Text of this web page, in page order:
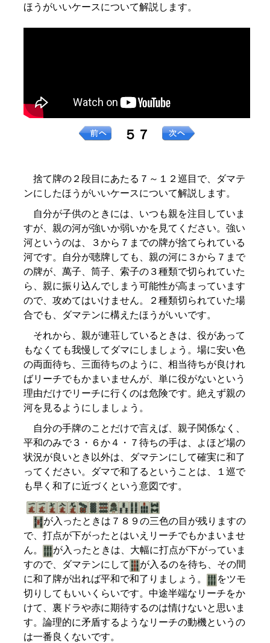
ほうがいいケースについて解説します。
５７
捨て牌の２段目にあたる７～１２巡目で、ダマテ
ンにしたほうがいいケースについて解説します。
自分が子供のときには、いつも親を注目していま
すが、親の河が強いか弱いかを見てください。強い
河というのは、３から７までの牌が捨てられている
河です。自分が聴牌しても、親の河に３から７まで
の牌が、萬子、筒子、索子の３種類で切られていた
ら、親に振り込んでしまう可能性が高まっています
ので、攻めてはいけません。２種類切られていた場
合でも、ダマテンに構えたほうがいいです。
それから、親が連荘しているときは、役があって
もなくても我慢してダマにしましょう。場に安い色
の両面待ち、三面待ちのように、相当待ちが良けれ
ばリーチでもかまいませんが、単に役がないという
理由だけでリーチに行くのは危険です。絶えず親の
河を見るようにしましょう。
自分の手牌のことだけで言えば、親子関係なく、
平和のみで３・６か４・７待ちの手は、よほど場の
状況が良いとき以外は、ダマテンにして確実に和了
ってください。ダマで和了るということは、１巡で
も早く和了に近づくという意図です。
が入ったときは７８９の三色の目が残りますの
で、打点が下がったとはいえリーチでもかまいませ
ん。
が入ったときは、大幅に打点が下がっていま
すので、ダマテンにして
が入るのを待ち、その間
に和了牌が出れば平和で和了りましょう。
をツモ
切りしてもいいくらいです。中途半端なリーチをか
けて、裏ドラや赤に期待するのは情けないと思いま
す。論理的に矛盾するようなリーチの動機というの
は一番良くないです。